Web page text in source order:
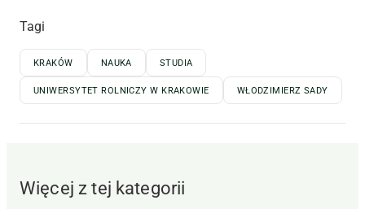
Tagi
KRAKÓW NAUKA STUDIA
UNIWERSYTET ROLNICZY W KRAKOWIE WŁODZIMIERZ SADY
Więcej z tej kategorii